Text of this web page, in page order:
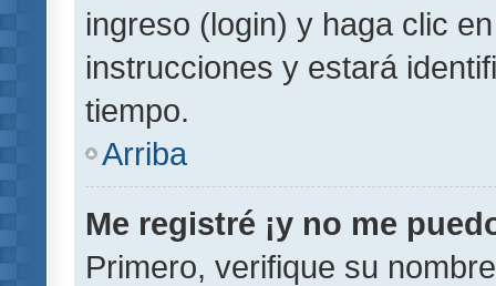
ingreso (login) y haga clic
instrucciones y estará
tiempo.
Arriba
Me registré ¡y no me
Primero, verifique su